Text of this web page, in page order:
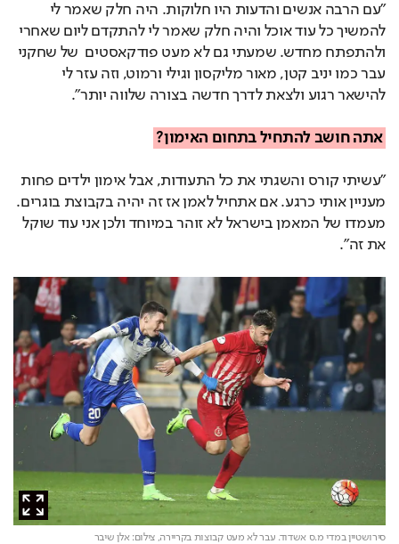
"עם הרבה אנשים והדעות היו חלוקות. היה חלק שאמר לי
להמשיך כל עוד אוכל והיה חלק שאמר לי להתקדם ליום שאחרי
ולהתפתח מחדש. שמעתי גם לא מעט פודקאסטים של שחקני
עבר כמו יניב קטן, מאור מליקסון וגילי ורמוט, וזה עזר לי
להישאר רגוע ולצאת לדרך חדשה בצורה שלווה יותר".
אתה חושב להתחיל בתחום האימון?
"עשיתי קורס והשגתי את כל התעודות, אבל אימון ילדים פחות
מעניין אותי כרגע. אם אתחיל לאמן אז זה יהיה בקבוצת בוגרים.
מעמדו של המאמן בישראל לא זוהר במיוחד ולכן אני עוד שוקל
את זה".
סירושטיין במדי מ.ס אשדוד. עבר לא מעט קבוצות בקריירה,צילום: אלן שיבר